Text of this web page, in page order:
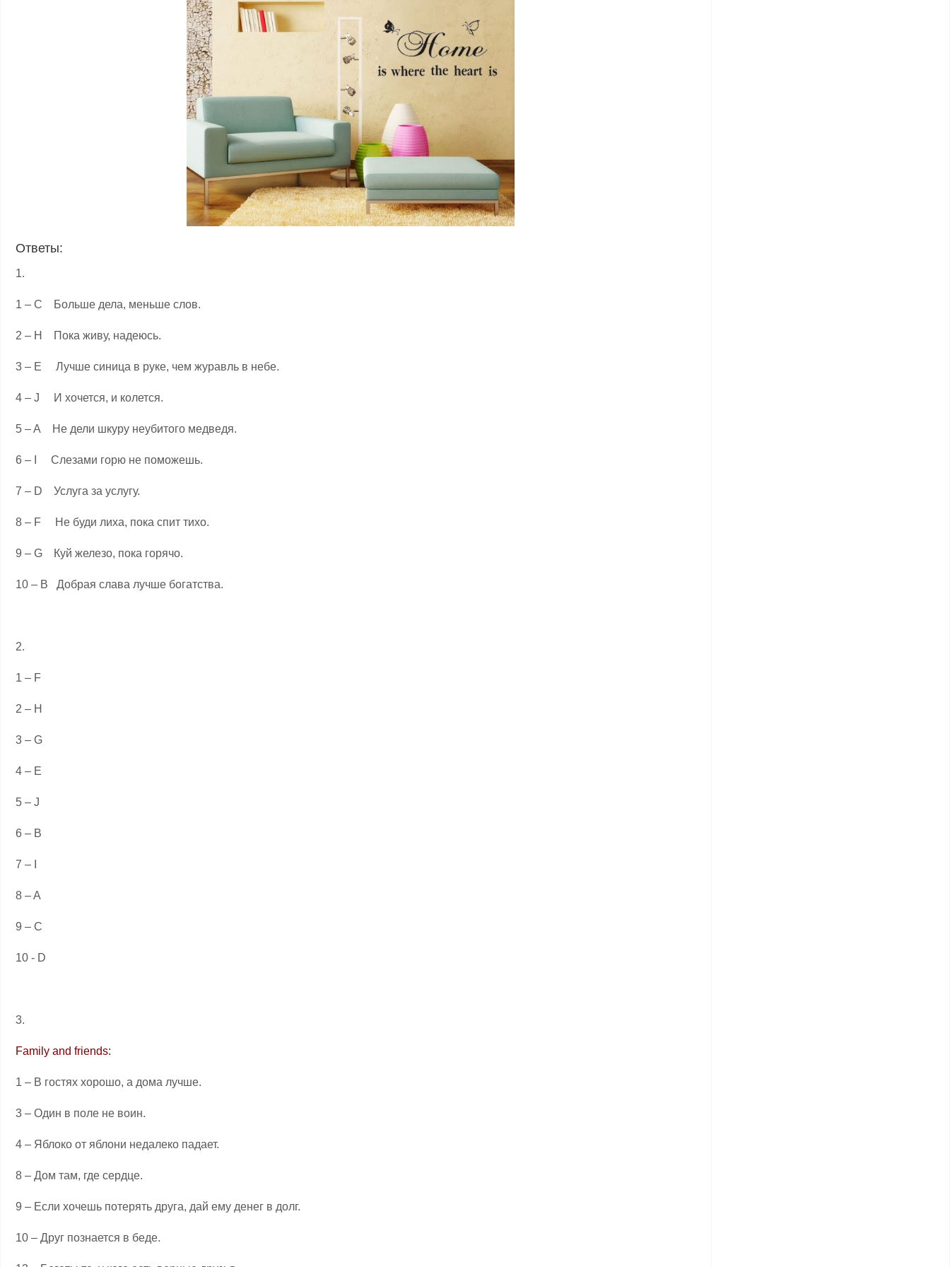
Ответы:
1.
1 – C Больше дела, меньше слов.
2 – H Пока живу, надеюсь.
3 – E Лучше синица в руке, чем журавль в небе.
4 – J И хочется, и колется.
5 – A Не дели шкуру неубитого медведя.
6 – I Слезами горю не поможешь.
7 – D Услуга за услугу.
8 – F Не буди лиха, пока спит тихо.
9 – G Куй железо, пока горячо.
10 – B Добрая слава лучше богатства.
2.
1 – F
2 – H
3 – G
4 – E
5 – J
6 – B
7 – I
8 – A
9 – C
10 - D
3.
Family and friends:
1 – В гостях хорошо, а дома лучше.
3 – Один в поле не воин.
4 – Яблоко от яблони недалеко падает.
8 – Дом там, где сердце.
9 – Если хочешь потерять друга, дай ему денег в долг.
10 – Друг познается в беде.